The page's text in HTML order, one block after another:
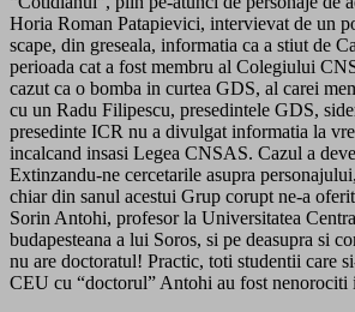
Horia Roman Patapievici, intervievat de un
scape, din greseala, informatia ca a stiut de
perioada cat a fost membru al Colegiului
cazut ca o bomba in curtea GDS, al carei
cu un Radu Filipescu, presedintele GDS,
presedinte ICR nu a divulgat informatia la
incalcand insasi Legea CNSAS. Cazul a
Extinzandu-ne cercetarile asupra
chiar din sanul acestui Grup corupt ne-a
Sorin Antohi, profesor la Universitatea
budapesteana a lui Soros, si pe deasupra si
nu are doctoratul! Practic, toti studentii care
CEU cu “doctorul” Antohi au fost nenorociti